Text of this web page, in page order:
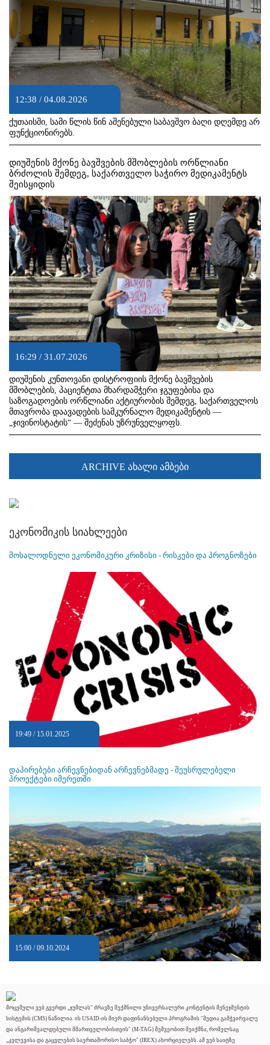
12:38 / 04.08.2026
ქუთაისში, სამი წლის წინ აშენებული საბავშვო ბაღი დღემდე არ
ფუნქციონირებს.
დიუშენის მქონე ბავშვების მშობლების ორწლიანი
ბრძოლის შემდეგ, საქართველო საჭირო მედიკამენტს
შეისყიდის
16:29 / 31.07.2026
დიუშენის კუნთოვანი დისტროფიის მქონე ბავშვების
მშობლების, პაციენტთა მხარდამჭერი ჯგუფებისა და
საზოგადოების ორწლიანი აქტიურობის შემდეგ, საქართველოს
მთავრობა დაავადების სამკურნალო მედიკამენტის —
„ჯივინოსტატის“ — შეძენას უზრუნველყოფს.
ARCHIVE ახალი ამბები
ეკონომიკის სიახლეები
მოსალოდნელი ეკონომიკური კრიზისი - რისკები და პროგნოზები
19:49 / 15.01.2025
დაპირებები არჩევნებიდან არჩევნებმადე - შეუსრულებელი
პროექტები იმერეთში
15:00 / 09.10.2024
მოცემული ვებ გვერდი „ჯუმლას" ძრავზე შექმნილი უნივერსალური კონტენტის მენეჯმენტის
სისტემის (CMS) ნაწილია. ის USAID-ის მიერ დაფინანსებული პროგრამის "მედია გამჭვირვალე
და ანგარიშვალდებული მმართველობისთვის" (M-TAG) მეშვეობით შეიქმნა, რომელსაც
„კვლევისა და გაცვლების საერთაშორისო საბჭო" (IREX) ახორციელებს. ამ ვებ საიტზე